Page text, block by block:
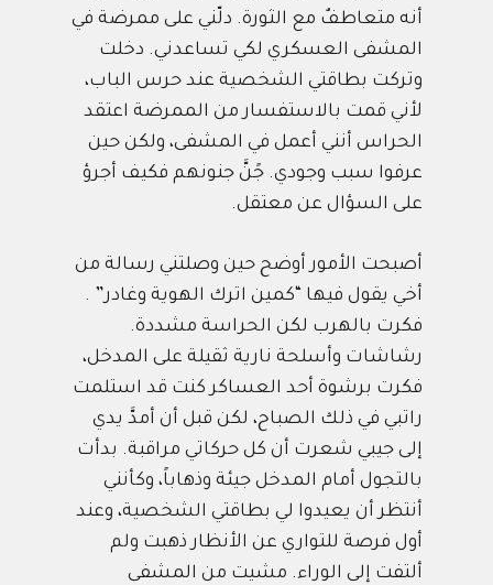
أنه متعاطفٌ مع الثورة. دلّني على ممرضة في
المشفى العسكري لكي تساعدني. دخلت
وتركت بطاقتي الشخصية عند حرس الباب،
لأني قمت بالاستفسار من الممرضة اعتقد
الحراس أنني أعمل في المشفى، ولكن حين
عرفوا سبب وجودي. جًنَّ جنونهم فكيف أجرؤ
على السؤال عن معتقل.
أصبحت الأمور أوضح حين وصلتني رسالة من
أخي يقول فيها “كمين اترك الهوية وغادر” .
فكرت بالهرب لكن الحراسة مشددة.
رشاشات وأسلحة نارية ثقيلة على المدخل،
فكرت برشوة أحد العساكر كنت قد استلمت
راتبي في ذلك الصباح، لكن قبل أن أمدَّ يدي
إلى جيبي شعرت أن كل حركاتي مراقبة. بدأت
بالتجول أمام المدخل جيئة وذهاباً، وكأنني
أنتظر أن يعيدوا لي بطاقتي الشخصية، وعند
أول فرصة للتواري عن الأنظار ذهبت ولم
ألتفت إلى الوراء. مشيت من المشفى